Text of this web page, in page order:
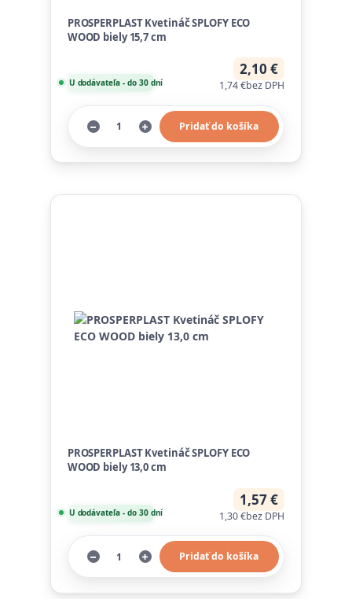
PROSPERPLAST Kvetináč SPLOFY ECO
WOOD biely 15,7 cm
2,10 €
1,74 €bez DPH
U dodávateľa - do 30 dní
Pridať do košíka
PROSPERPLAST Kvetináč SPLOFY ECO
WOOD biely 13,0 cm
1,57 €
1,30 €bez DPH
U dodávateľa - do 30 dní
Pridať do košíka